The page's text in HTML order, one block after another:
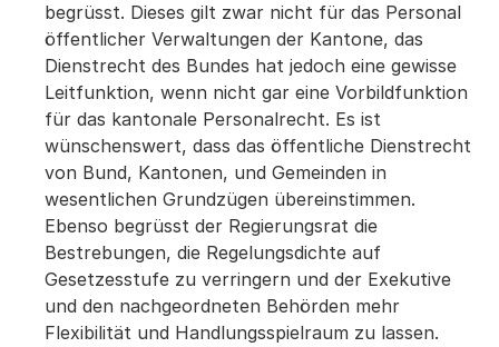
begrüsst. Dieses gilt zwar nicht für das Personal
öffentlicher Verwaltungen der Kantone, das
Dienstrecht des Bundes hat jedoch eine gewisse
Leitfunktion, wenn nicht gar eine Vorbildfunktion
für das kantonale Personalrecht. Es ist
wünschenswert, dass das öffentliche Dienstrecht
von Bund, Kantonen, und Gemeinden in
wesentlichen Grundzügen übereinstimmen.
Ebenso begrüsst der Regierungsrat die
Bestrebungen, die Regelungsdichte auf
Gesetzesstufe zu verringern und der Exekutive
und den nachgeordneten Behörden mehr
Flexibilität und Handlungsspielraum zu lassen.